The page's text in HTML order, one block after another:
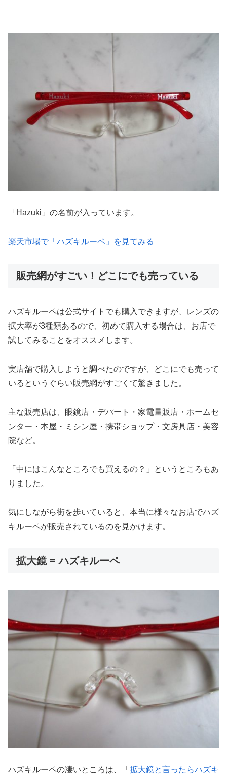
「Hazuki」の名前が入っています。
楽天市場で「ハズキルーペ」を見てみる
販売網がすごい！どこにでも売っている
ハズキルーペは公式サイトでも購入できますが、レンズの
拡大率が3種類あるので、初めて購入する場合は、お店で
試してみることをオススメします。
実店舗で購入しようと調べたのですが、どこにでも売って
いるというぐらい販売網がすごくて驚きました。
主な販売店は、眼鏡店・デパート・家電量販店・ホームセ
ンター・本屋・ミシン屋・携帯ショップ・文房具店・美容
院など。
「中にはこんなところでも買えるの？」というところもあ
りました。
気にしながら街を歩いていると、本当に様々なお店でハズ
キルーペが販売されているのを見かけます。
拡大鏡 = ハズキルーペ
ハズキルーペの凄いところは、「 拡大鏡と言ったらハズキ